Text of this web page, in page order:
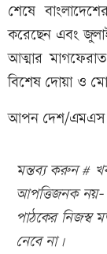
শেষে
করেছেন এবং
আত্মার
বিশেষ দোয়া ও
আপন দেশ/এমএস
মন্তব্য করুন #
আপত্তিজনক নয়-
পাঠকের
নেবে না।